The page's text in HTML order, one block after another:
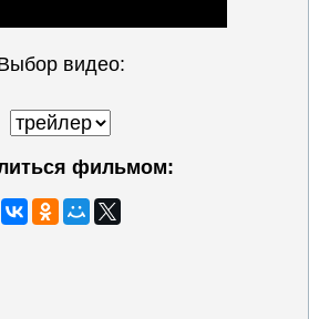
видео:
фильмом: